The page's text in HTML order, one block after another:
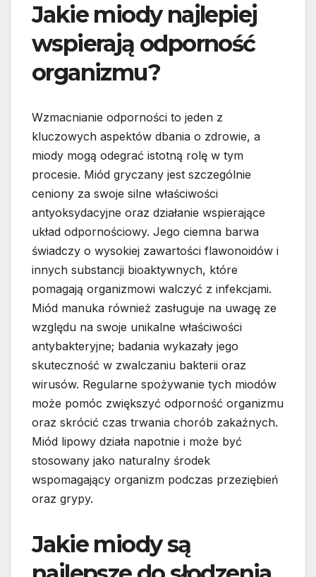
Jakie miody najlepiej
wspierają odporność
organizmu?
Wzmacnianie odporności to jeden z
kluczowych aspektów dbania o zdrowie, a
miody mogą odegrać istotną rolę w tym
procesie. Miód gryczany jest szczególnie
ceniony za swoje silne właściwości
antyoksydacyjne oraz działanie wspierające
układ odpornościowy. Jego ciemna barwa
świadczy o wysokiej zawartości flawonoidów i
innych substancji bioaktywnych, które
pomagają organizmowi walczyć z infekcjami.
Miód manuka również zasługuje na uwagę ze
względu na swoje unikalne właściwości
antybakteryjne; badania wykazały jego
skuteczność w zwalczaniu bakterii oraz
wirusów. Regularne spożywanie tych miodów
może pomóc zwiększyć odporność organizmu
oraz skrócić czas trwania chorób zakaźnych.
Miód lipowy działa napotnie i może być
stosowany jako naturalny środek
wspomagający organizm podczas przeziębień
oraz grypy.
Jakie miody są